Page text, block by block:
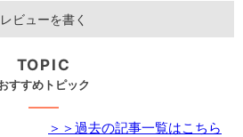
レビューを書く
TOPIC
すすめトピック
＞＞過去の記事一覧はこちら